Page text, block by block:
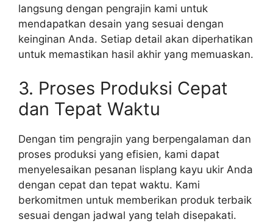
langsung dengan pengrajin kami untuk
mendapatkan desain yang sesuai dengan
keinginan Anda. Setiap detail akan diperhatikan
untuk memastikan hasil akhir yang memuaskan.
3. Proses Produksi Cepat
dan Tepat Waktu
Dengan tim pengrajin yang berpengalaman dan
proses produksi yang efisien, kami dapat
menyelesaikan pesanan lisplang kayu ukir Anda
dengan cepat dan tepat waktu. Kami
berkomitmen untuk memberikan produk terbaik
sesuai dengan jadwal yang telah disepakati.